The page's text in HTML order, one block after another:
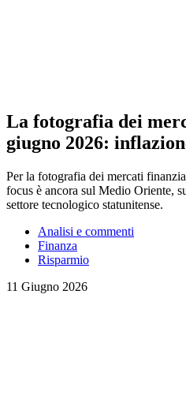
La fotografia dei
giugno 2026:
Per la fotografia dei mercati
focus è ancora sul Medio Oriente,
settore tecnologico statunitense.
Analisi e commenti
Finanza
Risparmio
11 Giugno 2026